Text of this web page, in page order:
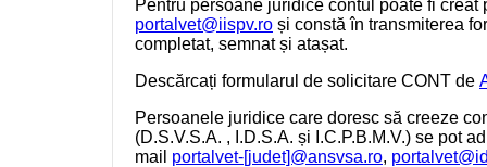
Pentru persoane juridice contul poate fi
portalvet@iispv.ro și constă în transmiterea
completat, semnat și atașat.
Descărcați formularul de solicitare CONT de
Persoanele juridice care doresc să creeze
(D.S.V.S.A. , I.D.S.A. și I.C.P.B.M.V.) se pot
mail portalvet-[judet]@ansvsa.ro,